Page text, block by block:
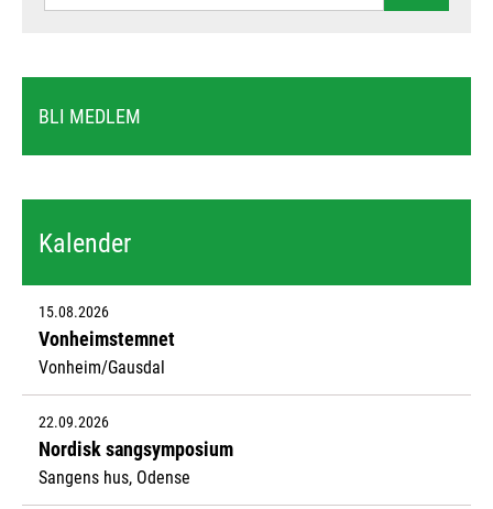
BLI MEDLEM
Kalender
15.08.2026
Vonheimstemnet
Vonheim/Gausdal
22.09.2026
Nordisk sangsymposium
Sangens hus, Odense